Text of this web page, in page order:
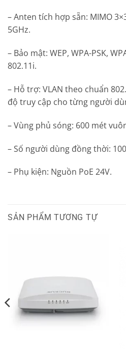
– Anten tích hợp sẵn: MIMO
5GHz.
– Bảo mật: WEP, WPA-PSK,
802.11i.
– Hỗ trợ: VLAN theo chuẩn
độ truy cập cho từng người
– Vùng phủ sóng: 600 mét
– Số người dùng đồng thời:
– Phụ kiện: Nguồn PoE 24V.
SẢN PHẨM TƯƠNG TỰ